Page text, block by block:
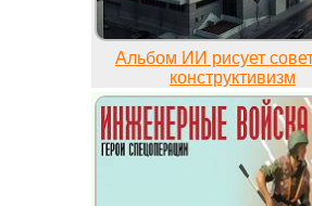
Альбом ИИ рисует
конструктивизм